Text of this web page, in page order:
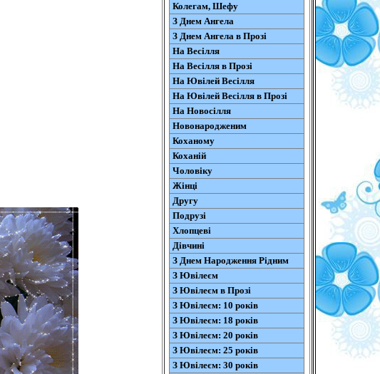
Колегам, Шефу
З Днем Ангела
З Днем Ангела в Прозі
На Весілля
На Весілля в Прозі
На Ювілей Весілля
На Ювілей Весілля в Прозі
На Новосілля
Новонародженим
Коханому
Коханій
Чоловіку
Жінці
Другу
Подрузі
Хлопцеві
Дівчині
З Днем Народження Рідним
З Ювілеєм
З Ювілеєм в Прозі
З Ювілеєм: 10 років
З Ювілеєм: 18 років
З Ювілеєм: 20 років
З Ювілеєм: 25 років
З Ювілеєм: 30 років